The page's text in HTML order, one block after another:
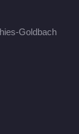
Goldbach